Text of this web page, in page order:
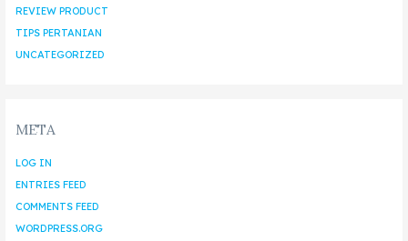
REVIEW PRODUCT
TIPS PERTANIAN
UNCATEGORIZED
META
LOG IN
ENTRIES FEED
COMMENTS FEED
WORDPRESS.ORG